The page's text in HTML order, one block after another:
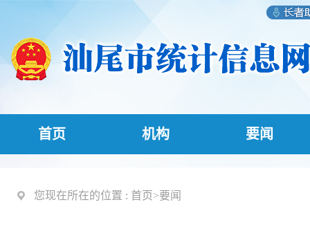
首页 机构 要闻
您现在所在的位置 : 首页>要闻